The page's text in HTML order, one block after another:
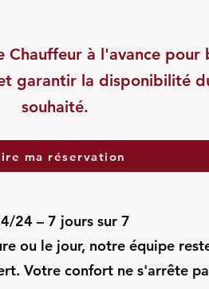
Chauffeur à l'avance pour
garantir la disponibilité
souhaité.
ma réservation
24 – 7 jours sur 7
ou le jour, notre équipe
Votre confort ne s'arrête